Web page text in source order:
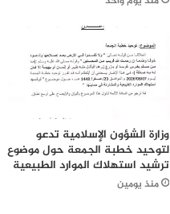
وزارة الشؤون الإسلامية تدعو
لتوحيد خطبة الجمعة حول موضوع
ترشيد استهلاك الموارد الطبيعية
منذ يومين